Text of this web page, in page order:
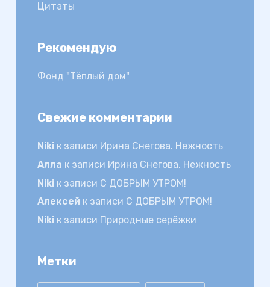
Цитаты
Рекомендую
Фонд "Тёплый дом"
Свежие комментарии
Nikiк записи Ирина Снегова. Нежность
Алла к записи Ирина Снегова. Нежность
Nikiк записи С ДОБРЫМ УТРОМ!
Алексей к записи С ДОБРЫМ УТРОМ!
Nikiк записи Природные серёжки
Метки